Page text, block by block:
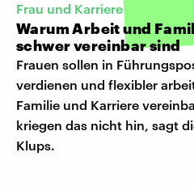
Frau und Karriere
Warum Arbeit und
schwer vereinbar sind
Frauen sollen in
verdienen und flexibler
Familie und Karriere
kriegen das nicht hin, sagt
Klups.